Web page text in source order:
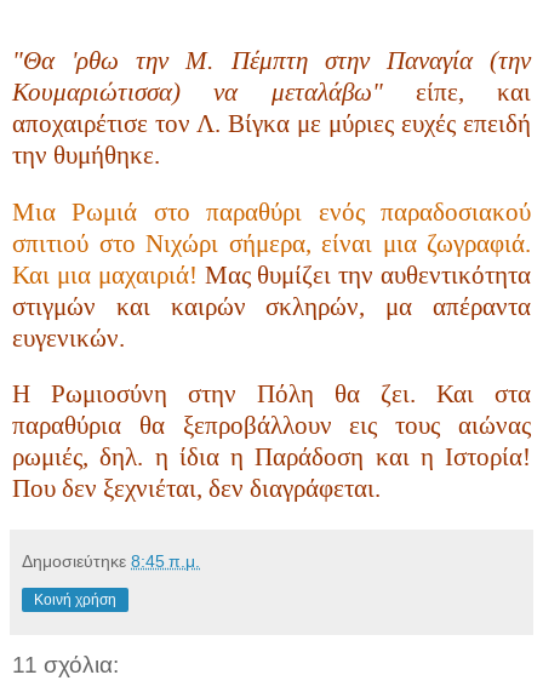
"Θα 'ρθω την Μ. Πέμπτη στην Παναγία (την
Κουμαριώτισσα) να μεταλάβω"είπε, και
αποχαιρέτισε τον Λ. Βίγκα με μύριες ευχές επειδή
την θυμήθηκε.
Μια Ρωμιά στο παραθύρι ενός παραδοσιακού
σπιτιού στο Νιχώρι σήμερα, είναι μια ζωγραφιά.
Και μια μαχαιριά! Μας θυμίζει την αυθεντικότητα
στιγμών και καιρών σκληρών, μα απέραντα
ευγενικών.
Η Ρωμιοσύνη στην Πόλη θα ζει. Και στα
παραθύρια θα ξεπροβάλλουν εις τους αιώνας
ρωμιές, δηλ. η ίδια η Παράδοση και η Ιστορία!
Που δεν ξεχνιέται, δεν διαγράφεται.
Δημοσιεύτηκε 8:45 π.μ.
Κοινή χρήση
11 σχόλια: